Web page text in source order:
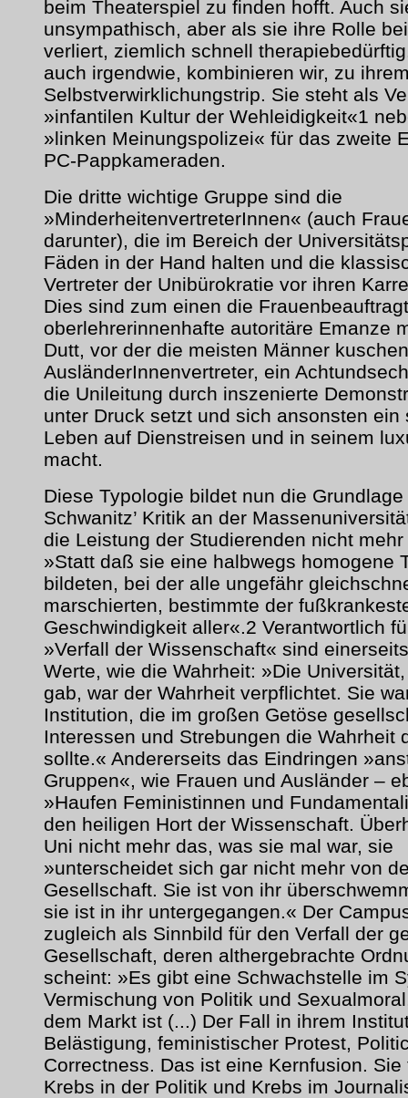
beim Theaterspiel zu finden hofft. Auch
unsympathisch, aber als sie ihre Rolle
verliert, ziemlich schnell
auch irgendwie, kombinieren wir, zu
Selbstverwirklichungstrip. Sie steht als
»infantilen Kultur der Wehleidigkeit«1
»linken Meinungspolizei« für das zweite
PC-Pappkameraden.
Die dritte wichtige Gruppe sind die
»MinderheitenvertreterInnen« (auch
darunter), die im Bereich der
Fäden in der Hand halten und die
Vertreter der Unibürokratie vor ihren
Dies sind zum einen die
oberlehrerinnenhafte autoritäre Emanze
Dutt, vor der die meisten Männer
AusländerInnenvertreter, ein
die Unileitung durch inszenierte
unter Druck setzt und sich ansonsten ein
Leben auf Dienstreisen und in seinem
macht.
Diese Typologie bildet nun die Grundlage
Schwanitz’ Kritik an der
die Leistung der Studierenden nicht
»Statt daß sie eine halbwegs homogene
bildeten, bei der alle ungefähr
marschierten, bestimmte der
Geschwindigkeit aller«.2 Verantwortlich
»Verfall der Wissenschaft« sind
Werte, wie die Wahrheit: »Die
gab, war der Wahrheit verpflichtet. Sie
Institution, die im großen Getöse
Interessen und Strebungen die Wahrheit
sollte.« Andererseits das Eindringen
Gruppen«, wie Frauen und Ausländer –
»Haufen Feministinnen und
den heiligen Hort der Wissenschaft.
Uni nicht mehr das, was sie mal war, sie
»unterscheidet sich gar nicht mehr von
Gesellschaft. Sie ist von ihr
sie ist in ihr untergegangen.« Der
zugleich als Sinnbild für den Verfall der
Gesellschaft, deren althergebrachte
scheint: »Es gibt eine Schwachstelle im
Vermischung von Politik und
dem Markt ist (...) Der Fall in ihrem
Belästigung, feministischer Protest,
Correctness. Das ist eine Kernfusion. Sie
Krebs in der Politik und Krebs im